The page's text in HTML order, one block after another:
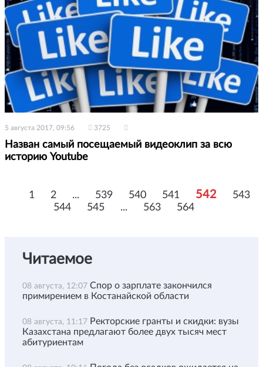
5 августа 2017, 09:56 3725
Назван самый посещаемый видеоклип за всю
историю Youtube
1 2 ... 539 540 541 542
543
544
545 ... 563 564
Читаемое
08 августа, 12:07 Спор о зарплате закончился
примирением в Костанайской области
08 августа, 11:17 Ректорские гранты и скидки: вузы
Казахстана предлагают более двух тысяч мест
абитуриентам